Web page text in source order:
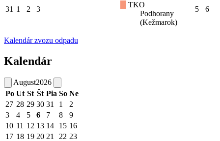
31 1 2 3
TKO
Podhorany
(Kežmarok)
5 6
Kalendár zvozu odpadu
Kalendár
August2026
Po Ut St Št Pia So Ne
27 28 29 30 31 1
2
3
4 5 6 7 8
9
10 11 12 13 14 15 16
17 18 19 20 21 22 23